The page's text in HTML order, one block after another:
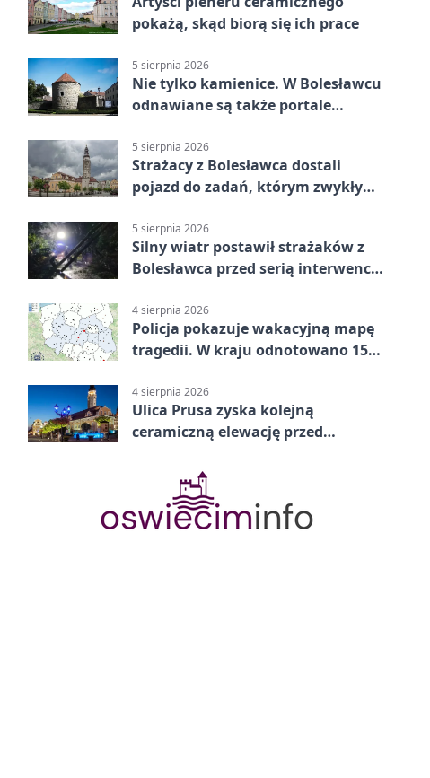
pokażą, skąd biorą się ich prace
5 sierpnia 2026
Nie tylko kamienice. W Bolesławcu
odnawiane są także portale
5 sierpnia 2026
Strażacy z Bolesławca dostali
pojazd do zadań, którym zwykły
5 sierpnia 2026
Silny wiatr postawił strażaków z
Bolesławca przed serią interwencji
4 sierpnia 2026
Policja pokazuje wakacyjną mapę
tragedii. W kraju odnotowano 155
4 sierpnia 2026
Ulica Prusa zyska kolejną
ceramiczną elewację przed